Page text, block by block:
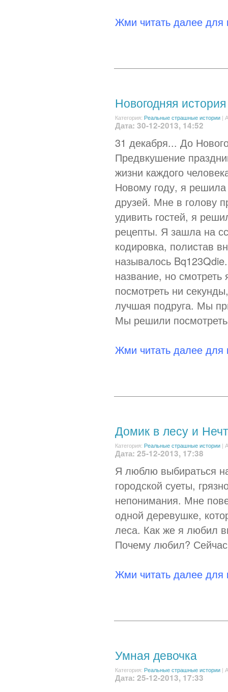
Жми читать далее для
Новогодняя история
Категория: Реальные страшные истории |
Дата: 30-12-2013, 14:52
31 декабря... До
Предвкушение
жизни каждого
Новому году, я решила
друзей. Мне в голову
удивить гостей, я
рецепты. Я зашла на
кодировка, полистав
называлось
название, но смотреть
посмотреть ни
лучшая подруга. Мы
Мы решили
Жми читать далее для
Домик в лесу и
Категория: Реальные страшные истории |
Дата: 25-12-2013, 17:38
Я люблю выбираться
городской суеты,
непонимания. Мне
одной деревушке,
леса. Как же я любил
Почему любил?
Жми читать далее для
Умная девочка
Категория: Реальные страшные истории |
Дата: 25-12-2013, 17:33